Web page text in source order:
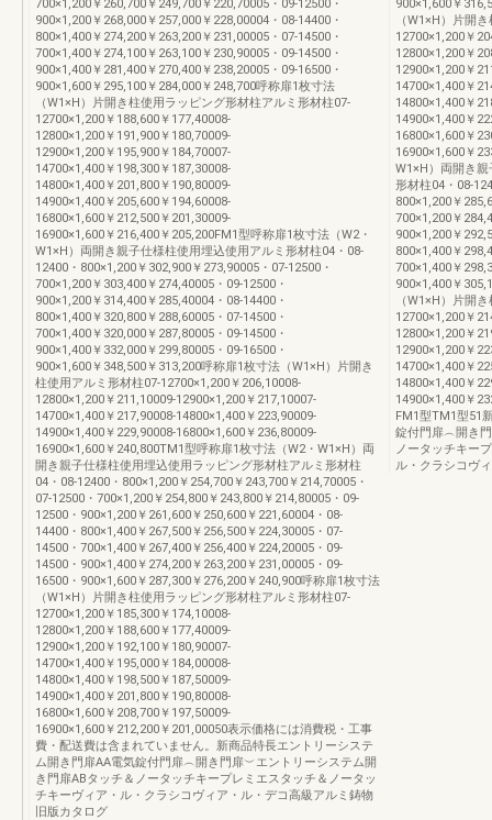
700×1,200￥260,700￥249,700￥220,70005・09-12500・
900×1,200￥268,000￥257,000￥228,00004・08-14400・
800×1,400￥274,200￥263,200￥231,00005・07-14500・
700×1,400￥274,100￥263,100￥230,90005・09-14500・
900×1,400￥281,400￥270,400￥238,20005・09-16500・
900×1,600￥295,100￥284,000￥248,700呼称扉1枚寸法
（W1×H）片開き柱使用ラッピング形材柱アルミ形材柱07-
12700×1,200￥188,600￥177,40008-
12800×1,200￥191,900￥180,70009-
12900×1,200￥195,900￥184,70007-
14700×1,400￥198,300￥187,30008-
14800×1,400￥201,800￥190,80009-
14900×1,400￥205,600￥194,60008-
16800×1,600￥212,500￥201,30009-
16900×1,600￥216,400￥205,200FM1型呼称扉1枚寸法（W2・
W1×H）両開き親子仕様柱使用埋込使用アルミ形材柱04・08-
12400・800×1,200￥302,900￥273,90005・07-12500・
700×1,200￥303,400￥274,40005・09-12500・
900×1,200￥314,400￥285,40004・08-14400・
800×1,400￥320,800￥288,60005・07-14500・
700×1,400￥320,000￥287,80005・09-14500・
900×1,400￥332,000￥299,80005・09-16500・
900×1,600￥348,500￥313,200呼称扉1枚寸法（W1×H）片開き
柱使用アルミ形材柱07-12700×1,200￥206,10008-
12800×1,200￥211,10009-12900×1,200￥217,10007-
14700×1,400￥217,90008-14800×1,400￥223,90009-
14900×1,400￥229,90008-16800×1,600￥236,80009-
16900×1,600￥240,800TM1型呼称扉1枚寸法（W2・W1×H）両
開き親子仕様柱使用埋込使用ラッピング形材柱アルミ形材柱
04・08-12400・800×1,200￥254,700￥243,700￥214,70005・
07-12500・700×1,200￥254,800￥243,800￥214,80005・09-
12500・900×1,200￥261,600￥250,600￥221,60004・08-
14400・800×1,400￥267,500￥256,500￥224,30005・07-
14500・700×1,400￥267,400￥256,400￥224,20005・09-
14500・900×1,400￥274,200￥263,200￥231,00005・09-
16500・900×1,600￥287,300￥276,200￥240,900呼称扉1枚寸法
（W1×H）片開き柱使用ラッピング形材柱アルミ形材柱07-
12700×1,200￥185,300￥174,10008-
12800×1,200￥188,600￥177,40009-
12900×1,200￥192,100￥180,90007-
14700×1,400￥195,000￥184,00008-
14800×1,400￥198,500￥187,50009-
14900×1,400￥201,800￥190,80008-
16800×1,600￥208,700￥197,50009-
16900×1,600￥212,200￥201,00050表示価格には消費税・工事
費・配送費は含まれていません。新商品特長エントリーシステ
ム開き門扉AA電気錠付門扉︵開き門扉︶エントリーシステム開
き門扉ABタッチ＆ノータッチキープレミエスタッチ＆ノータッ
チキーヴィア・ル・クラシコヴィア・ル・デコ高級アルミ鋳物
旧版カタログ
900×1,600￥
（W1×H）片開
12700×1,200￥
12800×1,200￥
12900×1,200￥
14700×1,400￥
14800×1,400￥
14900×1,400￥
16800×1,600￥
16900×1,600￥
W1×H）両開き
形材柱04・08-
800×1,200￥
700×1,200￥
900×1,200￥
800×1,400￥
700×1,400￥
900×1,400￥
（W1×H）片開
12700×1,200￥
12800×1,200￥
12900×1,200￥
14700×1,400￥
14800×1,400￥
14900×1,400￥
FM1型TM1型51
錠付門扉︵開き
ノータッチキー
ル・クラシコヴ